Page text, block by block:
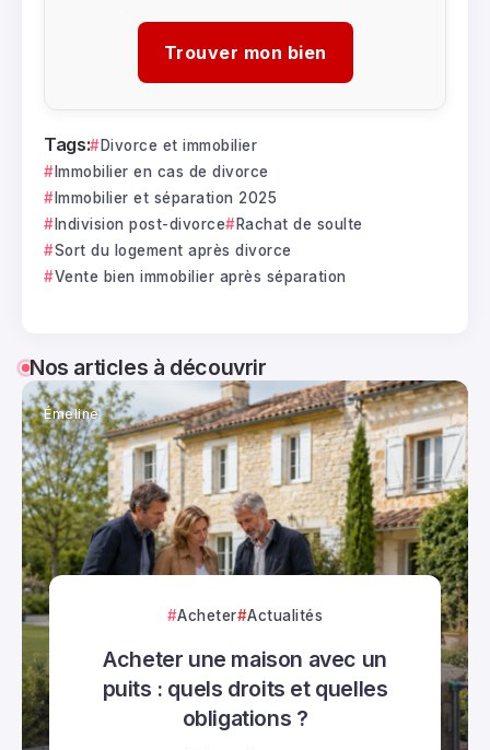
Trouver mon bien
Tags:
Divorce et immobilier
Immobilier en cas de divorce
Immobilier et séparation 2025
Indivision post-divorce
Rachat de soulte
Sort du logement après divorce
Vente bien immobilier après séparation
Nos articles à découvrir
Émeline
Acheter Actualités
Acheter une maison avec un
puits : quels droits et quelles
obligations ?